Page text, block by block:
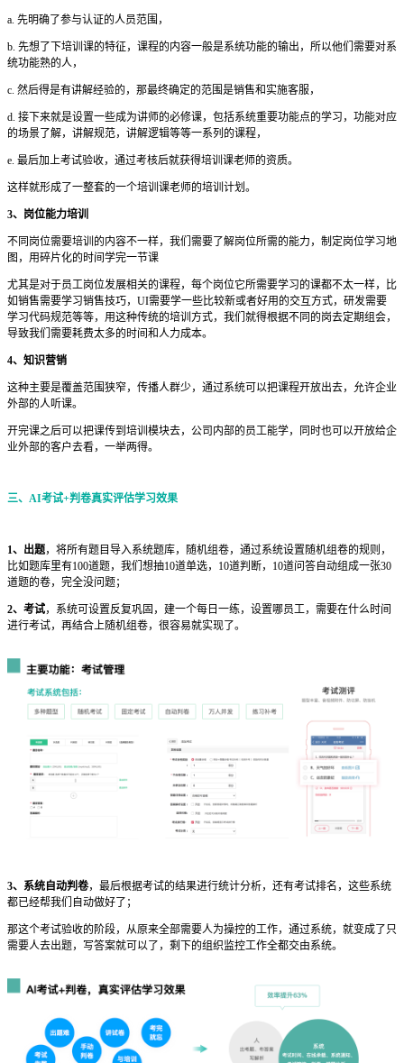
a. 先明确了参与认证的人员范围，
b. 先想了下培训课的特征，课程的内容一般是系统功能的输出，所以他们需要对系
统功能熟的人，
c. 然后得是有讲解经验的，那最终确定的范围是销售和实施客服，
d. 接下来就是设置一些成为讲师的必修课，包括系统重要功能点的学习，功能对应
的场景了解，讲解规范，讲解逻辑等等一系列的课程，
e. 最后加上考试验收，通过考核后就获得培训课老师的资质。
这样就形成了一整套的一个培训课老师的培训计划。
3、岗位能力培训
不同岗位需要培训的内容不一样，我们需要了解岗位所需的能力，制定岗位学习地
图，用碎片化的时间学完一节课
尤其是对于员工岗位发展相关的课程，每个岗位它所需要学习的课都不太一样，比
如销售需要学习销售技巧，UI需要学一些比较新或者好用的交互方式，研发需要
学习代码规范等等，用这种传统的培训方式，我们就得根据不同的岗去定期组会，
导致我们需要耗费太多的时间和人力成本。
4、 知识营销
这种主要是覆盖范围狭窄，传播人群少，通过系统可以把课程开放出去，允许企业
外部的人听课。
开完课之后可以把课传到培训模块去，公司内部的员工能学，同时也可以开放给企
业外部的客户去看，一举两得。
三、AI考试+判卷真实评估学习效果
1、出题，将所有题目导入系统题库，随机组卷，通过系统设置随机组卷的规则，
比如题库里有100道题，我们想抽10道单选，10道判断，10道问答自动组成一张30
道题的卷，完全没问题；
2、考试，系统可设置反复巩固，建一个每日一练，设置哪员工，需要在什么时间
进行考试，再结合上随机组卷，很容易就实现了。
3、系统自动判卷，最后根据考试的结果进行统计分析，还有考试排名，这些系统
都已经帮我们自动做好了；
那这个考试验收的阶段，从原来全部需要人为操控的工作，通过系统，就变成了只
需要人去出题，写答案就可以了，剩下的组织监控工作全都交由系统。